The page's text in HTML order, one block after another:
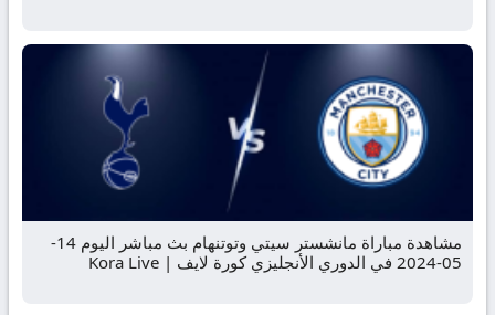
مشاهدة مباراة مانشستر سيتي وتوتنهام بث مباشر اليوم 14-
05-2024 في الدوري الأنجليزي كورة لايف | Kora Live